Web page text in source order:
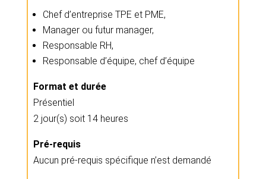
Chef d’entreprise TPE et PME,
Manager ou futur manager,
Responsable RH,
Responsable d’équipe, chef d’équipe
Format et durée
Présentiel
2 jour(s) soit 14 heures
Pré-requis
Aucun pré-requis spécifique n’est demandé